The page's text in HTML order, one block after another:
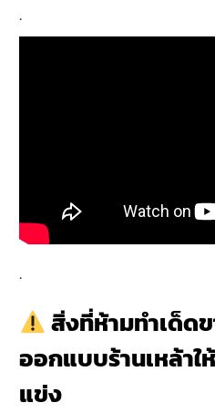
.
.
สิ่งที่ห้ามทำเด็ด
ออกแบบร้านเหล้าใ
แข่ง